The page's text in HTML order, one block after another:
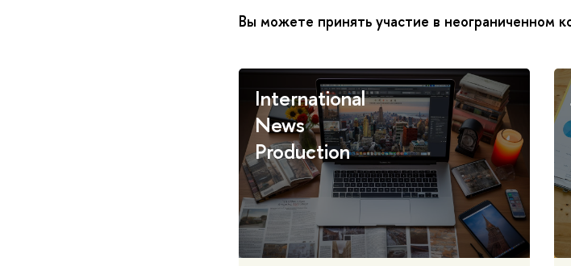
Вы можете принять участие в неограниченном
International
News
Production